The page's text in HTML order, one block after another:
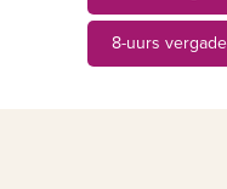
8-uurs